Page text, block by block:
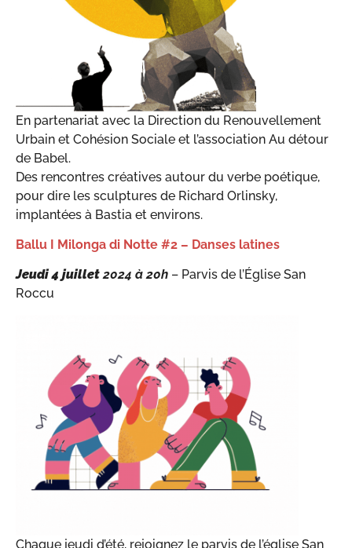
En partenariat avec la Direction du Renouvellement
Urbain et Cohésion Sociale et l’association Au détour
de Babel.
Des rencontres créatives autour du verbe poétique,
pour dire les sculptures de Richard Orlinsky,
implantées à Bastia et environs.
Ballu I Milonga di Notte #2 – Danses latines
Jeudi 4 juillet 2024 à 20h – Parvis de l’Église San
Roccu
Chaque jeudi d’été, rejoignez le parvis de l’église San